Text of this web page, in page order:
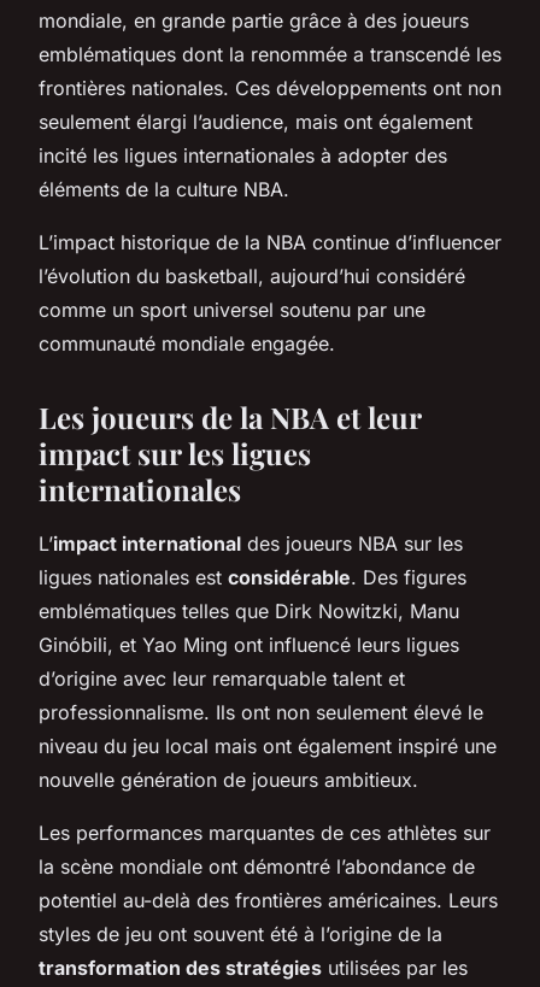
mondiale, en grande partie grâce à des joueurs
emblématiques dont la renommée a transcendé les
frontières nationales. Ces développements ont non
seulement élargi l’audience, mais ont également
incité les ligues internationales à adopter des
éléments de la culture NBA.
L’impact historique de la NBA continue d’influencer
l’évolution du basketball, aujourd’hui considéré
comme un sport universel soutenu par une
communauté mondiale engagée.
Les joueurs de la NBA et leur
impact sur les ligues
internationales
L’impact international des joueurs NBA sur les
ligues nationales est considérable. Des figures
emblématiques telles que Dirk Nowitzki, Manu
Ginóbili, et Yao Ming ont influencé leurs ligues
d’origine avec leur remarquable talent et
professionnalisme. Ils ont non seulement élevé le
niveau du jeu local mais ont également inspiré une
nouvelle génération de joueurs ambitieux.
Les performances marquantes de ces athlètes sur
la scène mondiale ont démontré l’abondance de
potentiel au-delà des frontières américaines. Leurs
styles de jeu ont souvent été à l’origine de la
transformation des stratégies utilisées par les